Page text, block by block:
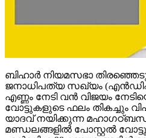
ബിഹാര്‍ നിയമസഭാ
ജനാധിപത്യ സഖ്യം (എന്‍ഡിഎ)
എണ്ണം നേടി വന്‍ വിജയം
വോട്ടുകളുടെ ഫലം തികച്ചും
യാദവ് നയിക്കുന്ന
മണ്ഡലങ്ങളില്‍ പോസ്റ്റല്‍